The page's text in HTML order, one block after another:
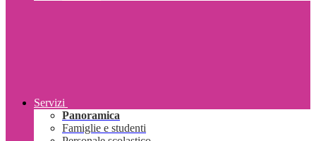
Servizi
Panoramica
Famiglie e studenti